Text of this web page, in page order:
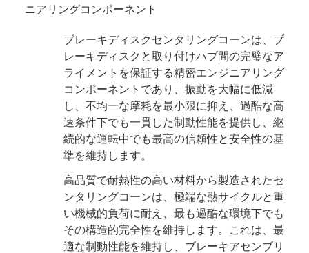
ニアリングコンポーネント
ブレーキディスクセンタリングコーンは、ブ
レーキディスクと取り付けハブ間の完璧なア
ライメントを保証する精密エンジニアリング
コンポーネントであり、振動を大幅に低減
し、不均一な摩耗を最小限に抑え、過酷な高
速条件下でも一貫した制動性能を提供し、継
続的な運転中でも最高の信頼性と安全性の基
準を維持します。
高品質で耐熱性の高い材料から製造されたセ
ンタリングコーンは、極端な熱サイクルと重
い機械的負荷に耐え、最も過酷な環境下でも
その構造的完全性を維持します。これは、最
適な制動性能を維持し、ブレーキアセンブリ